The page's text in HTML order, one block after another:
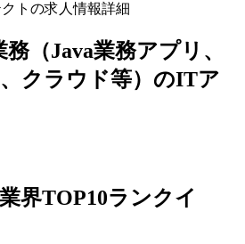
トの求人情報詳細
（Java業務アプリ、
クラウド等）のITア
界TOP10ランクイ